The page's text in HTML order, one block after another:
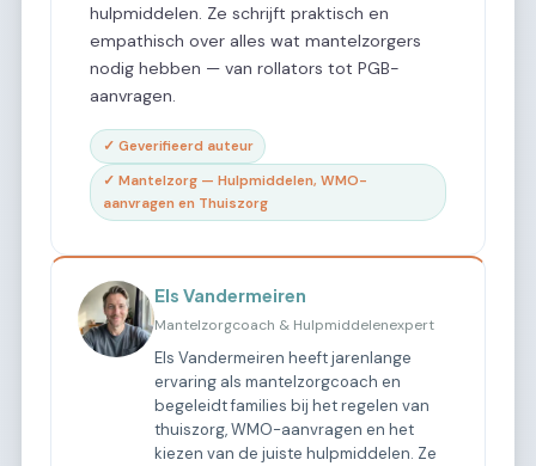
hulpmiddelen. Ze schrijft praktisch en
empathisch over alles wat mantelzorgers
nodig hebben — van rollators tot PGB-
aanvragen.
✓ Geverifieerd auteur
✓ Mantelzorg — Hulpmiddelen, WMO-
aanvragen en Thuiszorg
Els Vandermeiren
Mantelzorgcoach & Hulpmiddelenexpert
Els Vandermeiren heeft jarenlange
ervaring als mantelzorgcoach en
begeleidt families bij het regelen van
thuiszorg, WMO-aanvragen en het
kiezen van de juiste hulpmiddelen. Ze